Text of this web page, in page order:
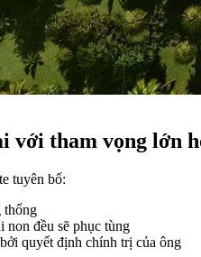
với tham vọng lớn
tuyên bố:
thống
non đều sẽ phục tùng
quyết định chính trị của ông